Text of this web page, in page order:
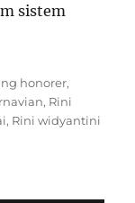
sistem
honorer,
, Rini
, Rini widyantini